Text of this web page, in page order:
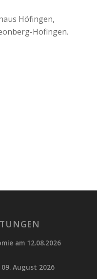
Höfingen,
Höfingen.
am 12.08.2026
August 2026